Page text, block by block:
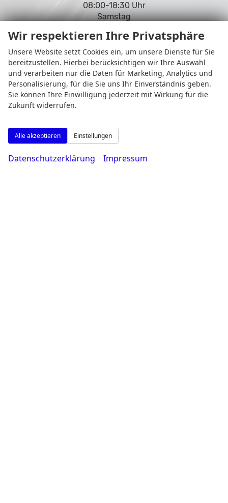
08:00-18:30 Uhr
Samstag
Rufen Sie an
Wir respektieren Ihre Privatsphäre
Unsere Website setzt Cookies ein, um unsere Dienste für Sie
bereitzustellen. Hierbei berücksichtigen wir Ihre Auswahl
und verarbeiten nur die Daten für Marketing, Analytics und
Personalisierung, für die Sie uns Ihr Einverständnis geben.
Sie können Ihre Einwilligung jederzeit mit Wirkung für die
Zukunft widerrufen.
Alle akzeptieren Einstellungen
Datenschutzerklärung Impressum